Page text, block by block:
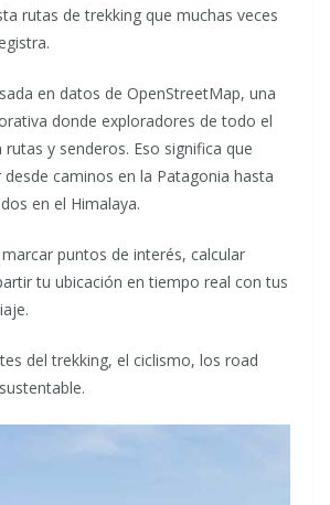
rutas de trekking que muchas veces
en datos de OpenStreetMap, una
donde exploradores de todo el
y senderos. Eso significa que
caminos en la Patagonia hasta
en el Himalaya.
puntos de interés, calcular
tu ubicación en tiempo real con tus
del trekking, el ciclismo, los road